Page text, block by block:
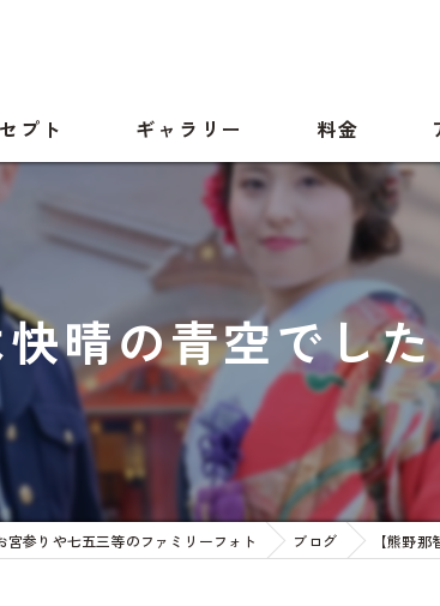
プト ギャラリー 料金
晴の青空でし
宮参りや七五三等のファミリーフォト ブログ 【熊野